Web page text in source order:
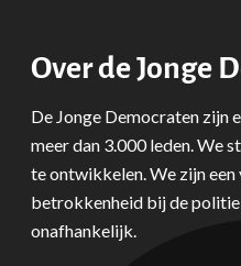
Over de Jonge
De Jonge Democraten zijn
meer dan 3.000 leden. We
te ontwikkelen. We zijn
betrokkenheid bij de
onafhankelijk.